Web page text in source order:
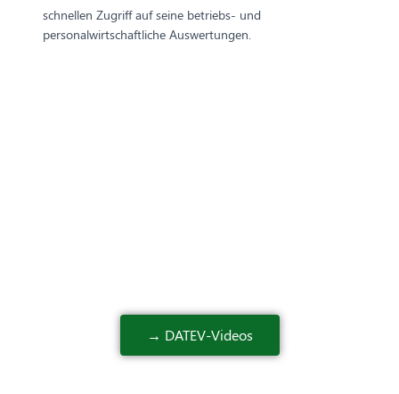
schnellen Zugriff auf seine betriebs- und
personalwirtschaftliche Auswertungen.
→ DATEV-Videos